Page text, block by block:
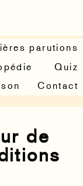
parutions
Quiz
Contact
de